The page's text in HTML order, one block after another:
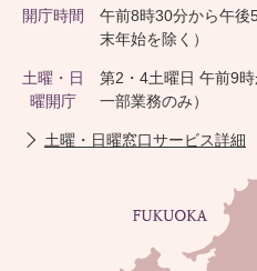
開庁時間
午前8時30分から午後
末年始を除く）
土曜・日
曜開庁
第2・4土曜日 午前9
一部業務のみ）
土曜・日曜窓口サービス詳細